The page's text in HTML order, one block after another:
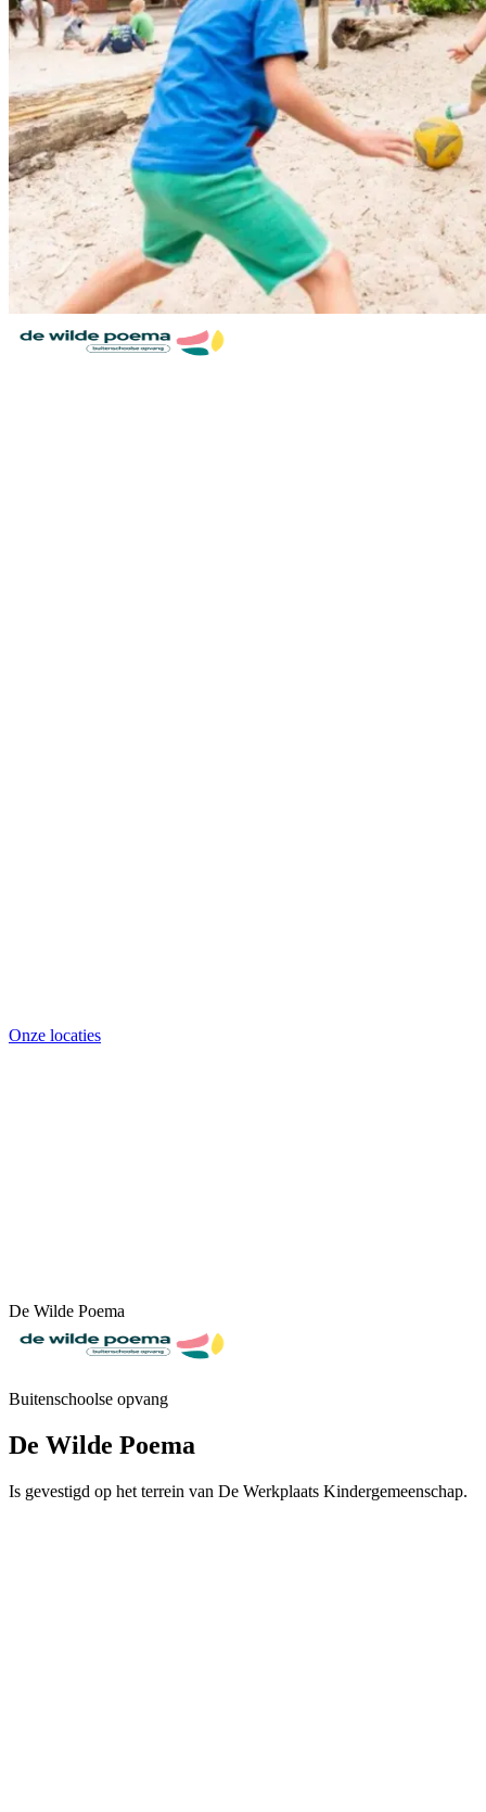
Onze locaties
De Wilde Poema
Buitenschoolse opvang
De Wilde Poema
Is gevestigd op het terrein van De Werkplaats Kindergemeenschap.